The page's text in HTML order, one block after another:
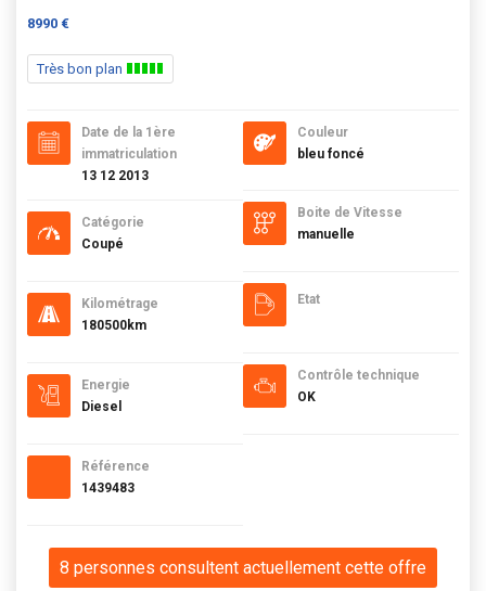
8990 €
Très bon plan
Date de la 1ère
immatriculation
13 12 2013
Catégorie
Coupé
Kilométrage
180500km
Energie
Diesel
Référence
1439483
Couleur
bleu foncé
Boite de Vitesse
manuelle
Etat
Contrôle technique
OK
8 personnes consultent actuellement cette offre